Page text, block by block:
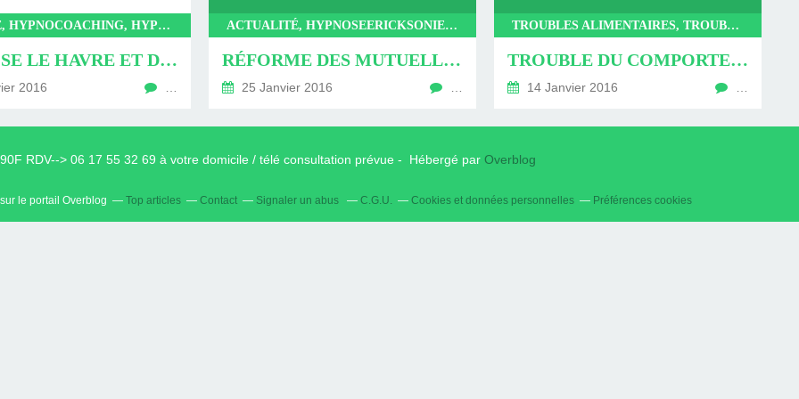
AVEC
VIE
HYPNOSE, HYPNOCOACHING, HYPNOSEERICKSONIENNE, DÉVELOPPEMENT PERSONNEL, COACHING
HYPNOSE LE HAVRE ET DÉVELOPPEMENT PERSONNEL
2016
ACTUALITÉ, HYPNOSEERICKSONIENNE, HYPNOSE
RÉFORME DES MUTUELLES 2016
25 Janvier 2016
TROUBLES ALIMENTAIRES, TROUBLES DU COMPORTEMENT, HYPNOSE, HYPNOSEERICKSONIENNE
TROUBLE DU COMPORTEMENT ALIMENTAIRE, HYPNOSE LE HAVRE
14 Janvier 2016
RDV--> 06 17 55 32 69 à votre domicile / télé consultation prévue - Hébergé par Overblog
sur le portail Overblog Top articles Contact Signaler un abus C.G.U. Cookies et données personnelles Préférences cookies